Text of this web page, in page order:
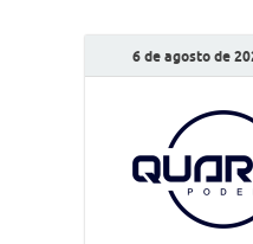
6 de agosto de